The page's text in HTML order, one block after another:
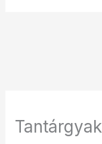
Tantárgyak